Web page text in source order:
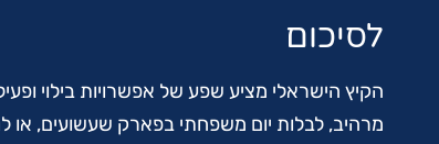
לסיכום
הקיץ הישראלי מציע שפע של אפשרויות בילוי
מרהיב, לבלות יום משפחתי בפארק שעשועים, או